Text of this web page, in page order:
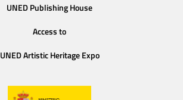
UNED Publishing House
Access to
UNED Artistic Heritage Expo